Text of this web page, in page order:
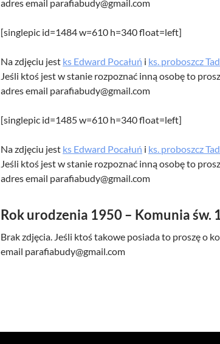
adres email parafiabudy@gmail.com
[singlepic id=1484 w=610 h=340 float=left]
Na zdjęciu jest ks Edward Pocałuń i ks. proboszcz
Jeśli ktoś jest w stanie rozpoznać inną osobę to
adres email parafiabudy@gmail.com
[singlepic id=1485 w=610 h=340 float=left]
Na zdjęciu jest ks Edward Pocałuń i ks. proboszcz
Jeśli ktoś jest w stanie rozpoznać inną osobę to
adres email parafiabudy@gmail.com
Rok urodzenia 1950 – Komunia św.
Brak zdjęcia. Jeśli ktoś takowe posiada to proszę o
email parafiabudy@gmail.com